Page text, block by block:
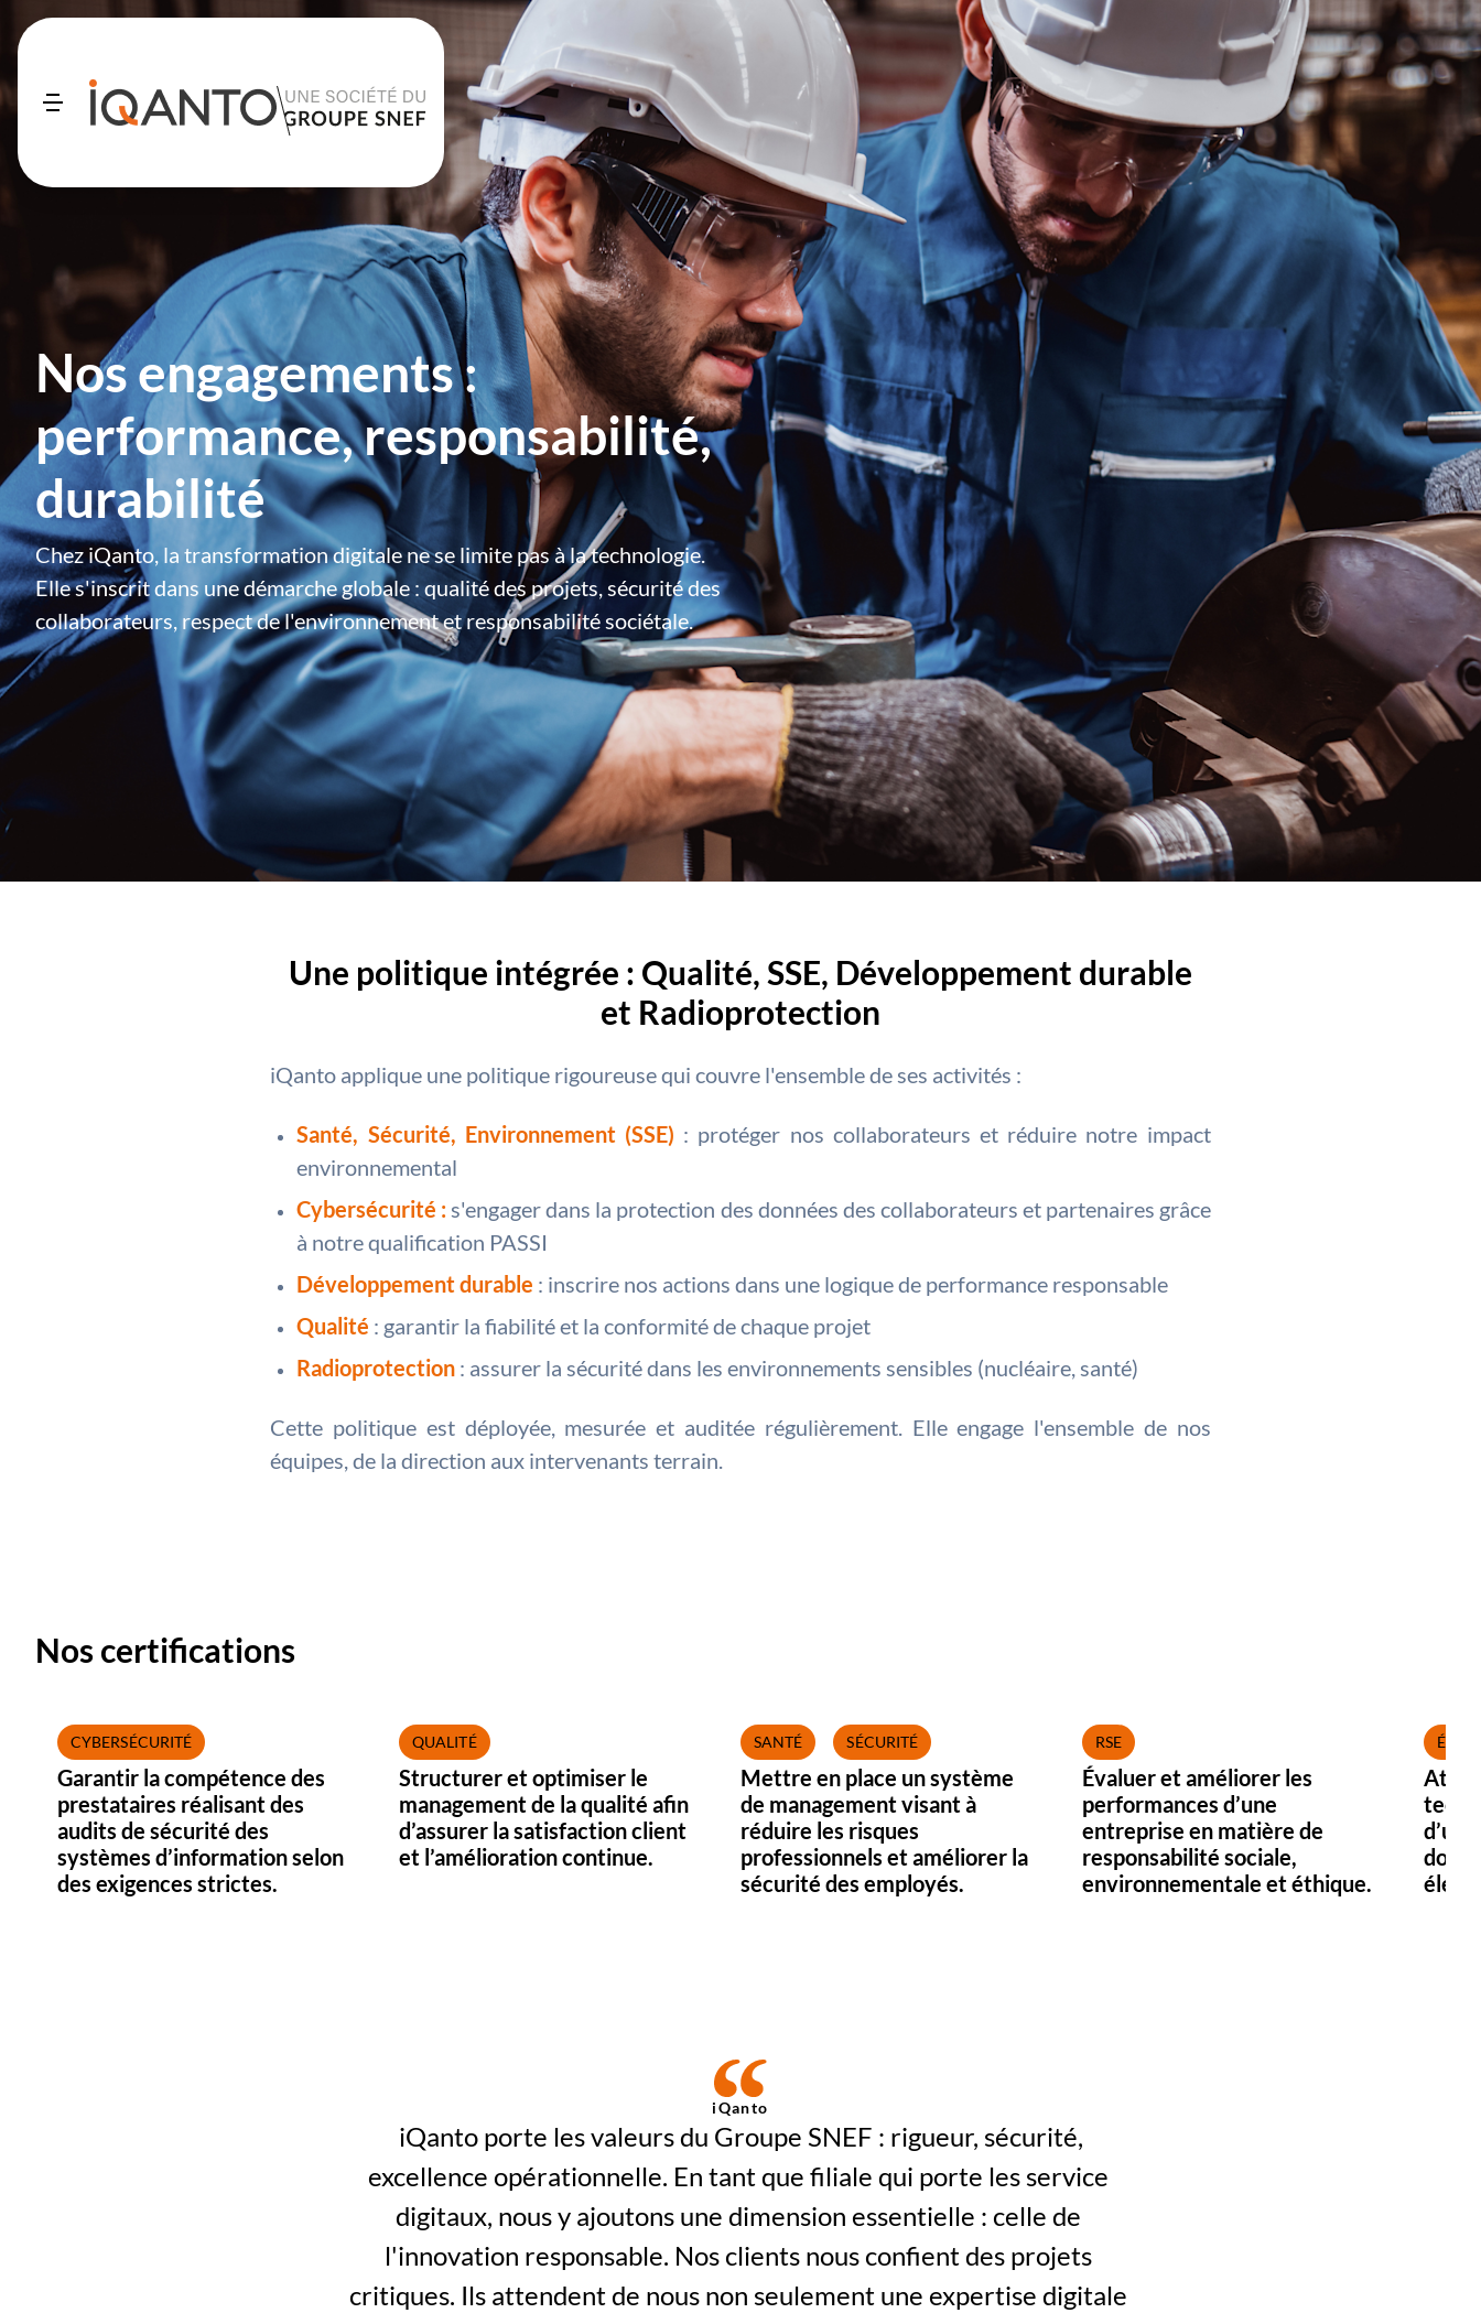
Nos engagements :
performance, responsabilité,
durabilité
Chez iQanto, la transformation digitale ne se limite pas à la technologie.
Elle s'inscrit dans une démarche globale : qualité des projets, sécurité des
collaborateurs, respect de l'environnement et responsabilité sociétale.
Une politique intégrée : Qualité, SSE, Développement durable
et Radioprotection
iQanto applique une politique rigoureuse qui couvre l'ensemble de ses activités :
Santé, Sécurité, Environnement (SSE) : protéger nos collaborateurs et réduire notre impact
environnemental
Cybersécurité :s'engager dans la protection des données des collaborateurs et partenaires grâce
à notre qualification PASSI
Développement durable : inscrire nos actions dans une logique de performance responsable
Qualité : garantir la fiabilité et la conformité de chaque projet
Radioprotection : assurer la sécurité dans les environnements sensibles (nucléaire, santé)
Cette politique est déployée, mesurée et auditée régulièrement. Elle engage l'ensemble de nos
équipes, de la direction aux intervenants terrain.
Nos certifications
CYBERSÉCURITÉ
Garantir la compétence des
prestataires réalisant des
audits de sécurité des
systèmes d’information selon
des exigences strictes.
QUALITÉ
Structurer et optimiser le
management de la qualité afin
d’assurer la satisfaction client
et l’amélioration continue.
SANTÉ SÉCURITÉ
Mettre en place un système
de management visant à
réduire les risques
professionnels et améliorer la
sécurité des employés.
RSE
Évaluer et améliorer les
performances d’une
entreprise en matière de
responsabilité sociale,
environnementale et éthique.
iQanto
excellence opérationnelle. En tant que filiale qui porte les service
digitaux, nous y ajoutons une dimension essentielle : celle de
l'innovation responsable. Nos clients nous confient des projets
critiques. Ils attendent de nous non seulement une expertise digitale